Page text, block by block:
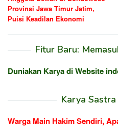
Provinsi Jawa Timur Jatim,
Puisi Keadilan Ekonomi
Fitur Baru:
Duniakan Karya di Website
Karya
Warga Main Hakim Sendiri,